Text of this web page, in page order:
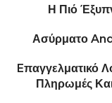
Η Πιό
Ασύρματο
Eπαγγελματικό
Πληρωμές